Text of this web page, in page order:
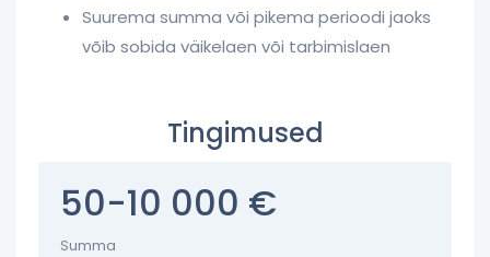
Suurema summa või pikema perioodi jaoks
võib sobida väikelaen või tarbimislaen
Tingimused
50-10 000 €
Summa